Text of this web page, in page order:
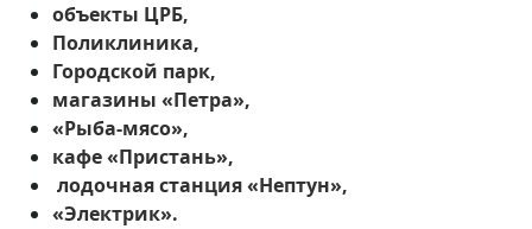
объекты ЦРБ,
Поликлиника,
Городской парк,
магазины «Петра»,
«Рыба-мясо»,
кафе «Пристань»,
лодочная станция «Нептун»,
«Электрик».